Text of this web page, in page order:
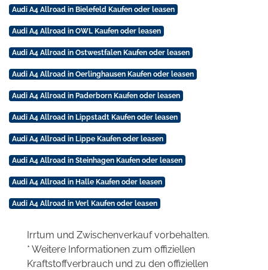
Audi A4 Allroad in Bielefeld Kaufen oder leasen
Audi A4 Allroad in OWL Kaufen oder leasen
Audi A4 Allroad in Ostwestfalen Kaufen oder leasen
Audi A4 Allroad in Oerlinghausen Kaufen oder leasen
Audi A4 Allroad in Paderborn Kaufen oder leasen
Audi A4 Allroad in Lippstadt Kaufen oder leasen
Audi A4 Allroad in Lippe Kaufen oder leasen
Audi A4 Allroad in Steinhagen Kaufen oder leasen
Audi A4 Allroad in Halle Kaufen oder leasen
Audi A4 Allroad in Verl Kaufen oder leasen
Irrtum und Zwischenverkauf vorbehalten.
* Weitere Informationen zum offiziellen
Kraftstoffverbrauch und zu den offiziellen